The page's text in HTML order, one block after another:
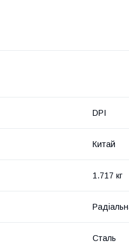
DPI
Китай
1.717 кг
Сталь